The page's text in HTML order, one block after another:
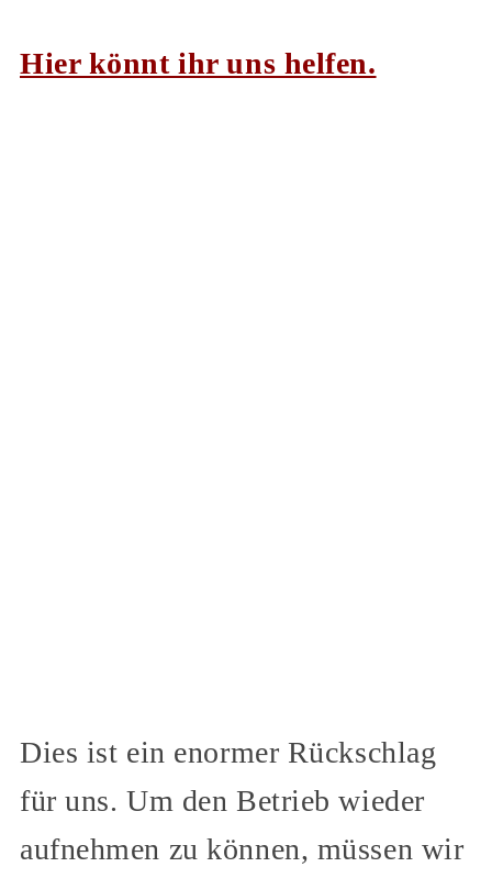
Hier könnt ihr uns helfen.
Dies ist ein enormer Rückschlag
für uns. Um den Betrieb wieder
aufnehmen zu können, müssen wir